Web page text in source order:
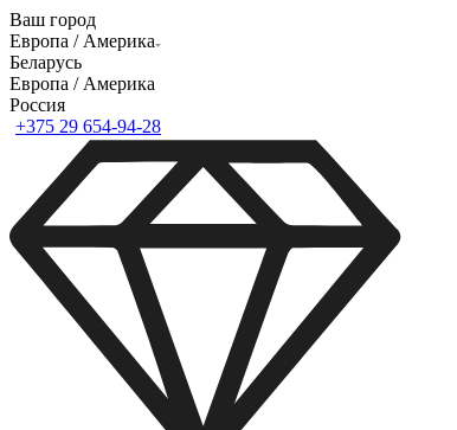
Ваш город
Европа / Америка
Беларусь
Европа / Америка
Россия
+375 29 654-94-28